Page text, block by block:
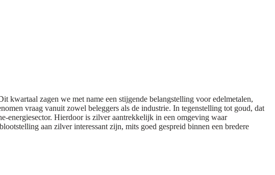
zagen we met name een stijgende belangstelling voor edelmetalen,
vraag vanuit zowel beleggers als de industrie. In tegenstelling tot goud, dat
energiesector. Hierdoor is zilver aantrekkelijk in een omgeving waar
aan zilver interessant zijn, mits goed gespreid binnen een bredere